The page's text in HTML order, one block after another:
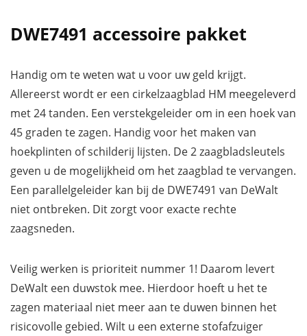
DWE7491 accessoire pakket
Handig om te weten wat u voor uw geld krijgt.
Allereerst wordt er een cirkelzaagblad HM meegeleverd
met 24 tanden. Een verstekgeleider om in een hoek van
45 graden te zagen. Handig voor het maken van
hoekplinten of schilderij lijsten. De 2 zaagbladsleutels
geven u de mogelijkheid om het zaagblad te vervangen.
Een parallelgeleider kan bij de DWE7491 van DeWalt
niet ontbreken. Dit zorgt voor exacte rechte
zaagsneden.
Veilig werken is prioriteit nummer 1! Daarom levert
DeWalt een duwstok mee. Hierdoor hoeft u het te
zagen materiaal niet meer aan te duwen binnen het
risicovolle gebied. Wilt u een externe stofafzuiger